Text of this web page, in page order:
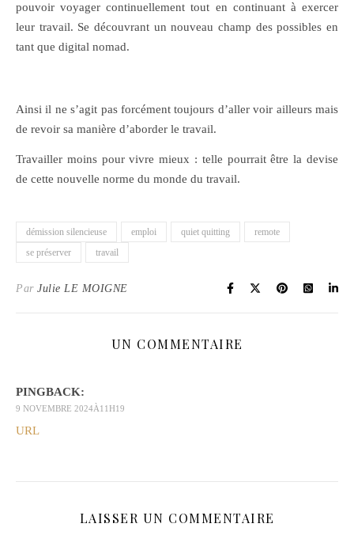
pouvoir voyager continuellement tout en continuant à exercer
leur travail. Se découvrant un nouveau champ des possibles en
tant que digital nomad.
Ainsi il ne s’agit pas forcément toujours d’aller voir ailleurs mais
de revoir sa manière d’aborder le travail.
Travailler moins pour vivre mieux : telle pourrait être la devise
de cette nouvelle norme du monde du travail.
démission silencieuse emploi quiet quitting
remote
se préserver
travail
Par Julie LE MOIGNE
UN COMMENTAIRE
PINGBACK:
9 NOVEMBRE 2024À11H19
URL
LAISSER UN COMMENTAIRE